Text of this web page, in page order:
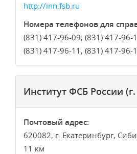
http://inn.fsb.ru
Номера телефонов для
(831) 417-96-09, (831) 417-96-
(831) 417-96-11, (831) 417-96-
Институт ФСБ России
Почтовый адрес:
620082, г. Екатеринбург,
11 км